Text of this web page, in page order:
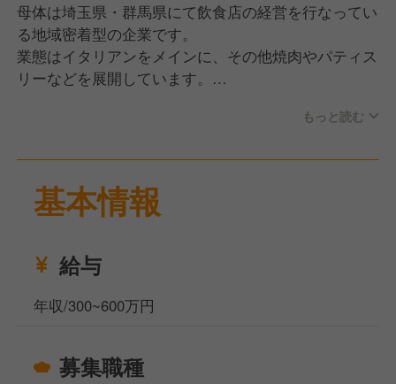
母体は埼玉県・群馬県にて飲食店の経営を行なってい
る地域密着型の企業です。
業態はイタリアンをメインに、その他焼肉やパティス
リーなどを展開しています。
今回は戦力強化のため、埼玉県春日部市にあるイタリ
アンでの料理長候補の募集です。
仕事内容は調理業務全般から、後輩スタッフの教育・
経験としては料理長経験がなくても大丈夫ですので、
チェーン業態ではなくイタリアン専門店で手作りでの
調理経験のある方を希望します。
もっと読む
基本情報
給与
年収/300~600万円
募集職種